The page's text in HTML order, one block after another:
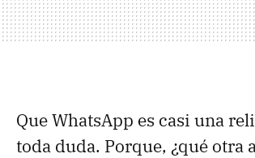
Que WhatsApp es casi una
toda duda. Porque, ¿qué